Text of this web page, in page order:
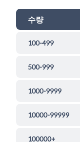
수량
100-499
500-999
1000-9999
10000-99999
100000+